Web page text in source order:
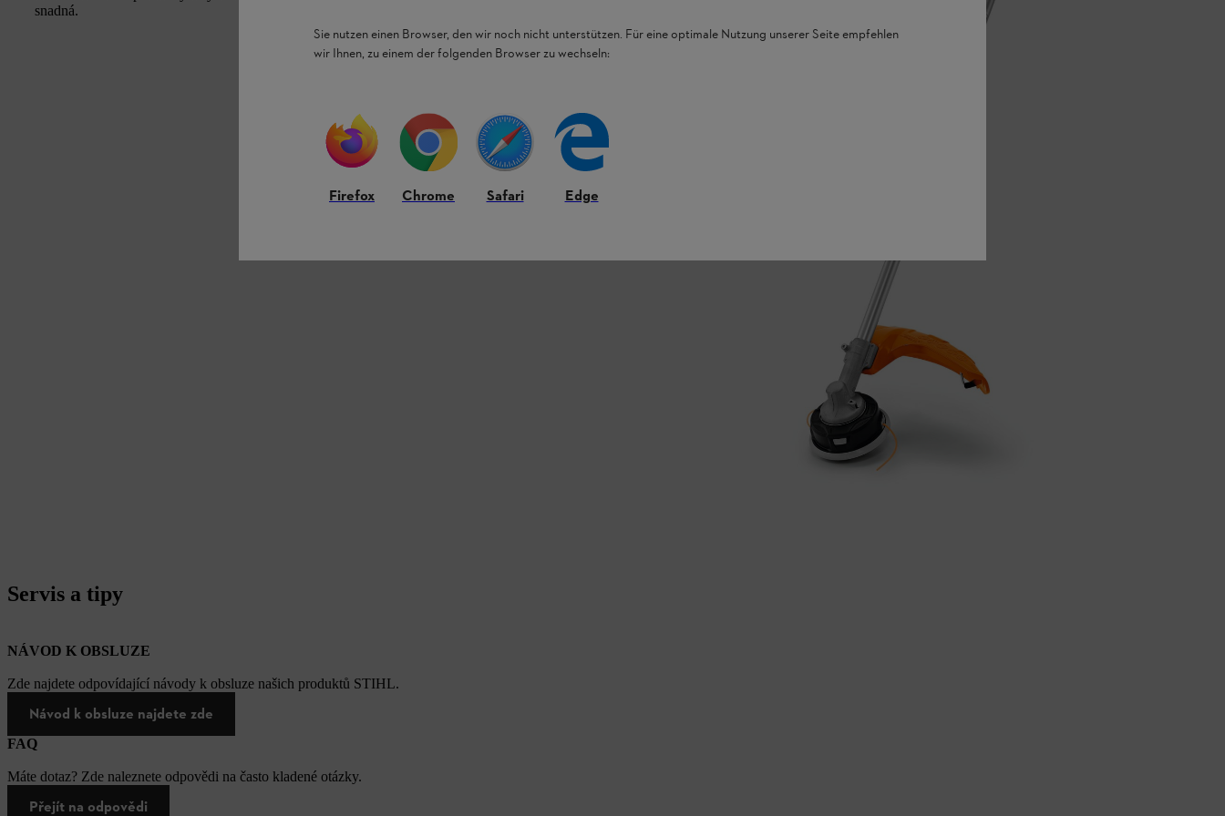
snadná.
Servis a tipy
NÁVOD K OBSLUZE
Zde najdete odpovídající návody k obsluze našich produktů STIHL.
Návod k obsluze najdete zde
FAQ
Máte dotaz? Zde naleznete odpovědi na často kladené otázky.
Přejít na odpovědi
Sie nutzen einen Browser, den wir noch nicht unterstützen. Für eine optimale Nutzung unserer Seite empfehlen
wir Ihnen, zu einem der folgenden Browser zu wechseln:
Firefox Chrome Safari Edge